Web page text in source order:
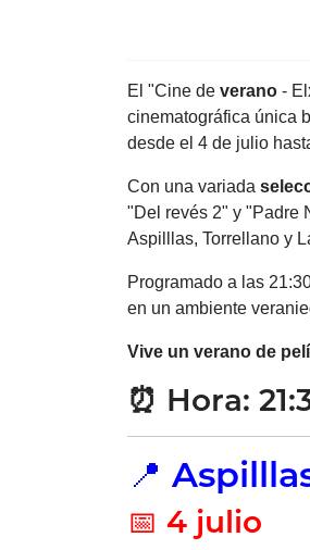
El "Cine de verano -
cinematográfica única
desde el 4 de julio
Con una variada
"Del revés 2" y "Padre
Aspilllas, Torrellano y
Programado a las
en un ambiente
Vive un verano de
⏰ Hora:
📍
📅 4 julio